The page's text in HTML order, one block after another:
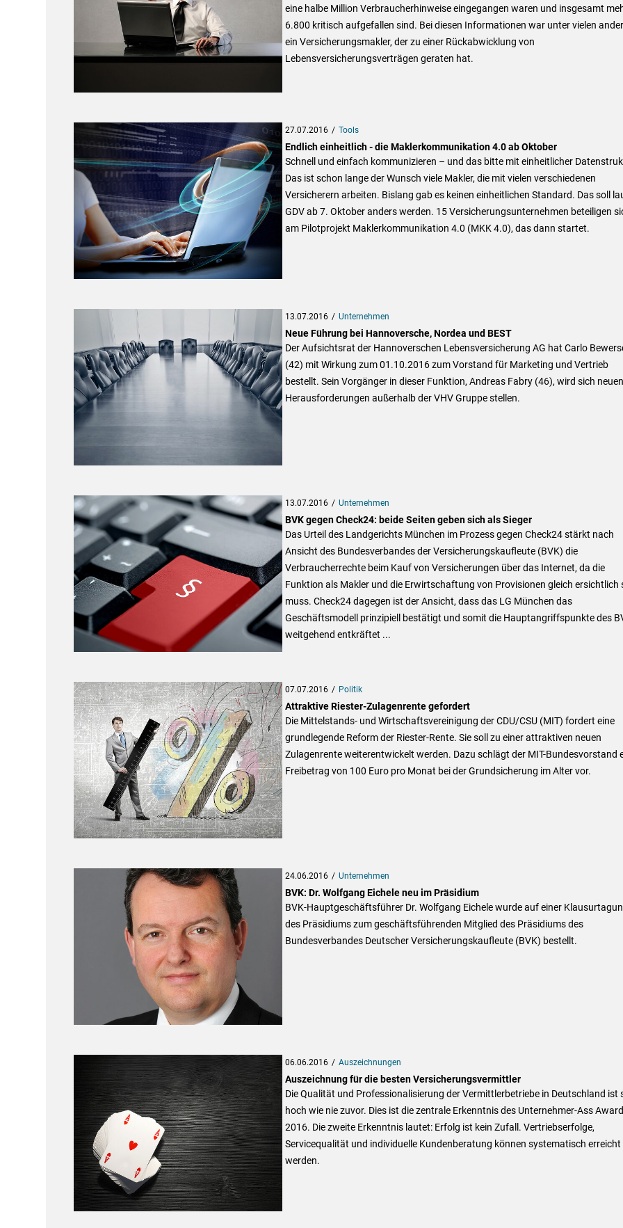
eine halbe Million Verbraucherhinweise eingegangen waren und insgesamt
6.800 kritisch aufgefallen sind. Bei diesen Informationen war unter vielen
ein Versicherungsmakler, der zu einer Rückabwicklung von
Lebensversicherungsverträgen geraten hat.
27.07.2016 Tools
Endlich einheitlich - die Maklerkommunikation 4.0 ab Oktober
Schnell und einfach kommunizieren – und das bitte mit einheitlicher
Das ist schon lange der Wunsch viele Makler, die mit vielen verschiedenen
Versicherern arbeiten. Bislang gab es keinen einheitlichen Standard. Das soll
GDV ab 7. Oktober anders werden. 15 Versicherungsunternehmen beteiligen
am Pilotprojekt Maklerkommunikation 4.0 (MKK 4.0), das dann startet.
13.07.2016 Unternehmen
Neue Führung bei Hannoversche, Nordea und BEST
Der Aufsichtsrat der Hannoverschen Lebensversicherung AG hat Carlo
(42) mit Wirkung zum 01.10.2016 zum Vorstand für Marketing und Vertrieb
bestellt. Sein Vorgänger in dieser Funktion, Andreas Fabry (46), wird sich neuen
Herausforderungen außerhalb der VHV Gruppe stellen.
13.07.2016 Unternehmen
BVK gegen Check24: beide Seiten geben sich als Sieger
Das Urteil des Landgerichts München im Prozess gegen Check24 stärkt nach
Ansicht des Bundesverbandes der Versicherungskaufleute (BVK) die
Verbraucherrechte beim Kauf von Versicherungen über das Internet, da die
Funktion als Makler und die Erwirtschaftung von Provisionen gleich ersichtlich
muss. Check24 dagegen ist der Ansicht, dass das LG München das
Geschäftsmodell prinzipiell bestätigt und somit die Hauptangriffspunkte des
weitgehend entkräftet ...
07.07.2016 Politik
Attraktive Riester-Zulagenrente gefordert
Die Mittelstands- und Wirtschaftsvereinigung der CDU/CSU (MIT) fordert eine
grundlegende Reform der Riester-Rente. Sie soll zu einer attraktiven neuen
Zulagenrente weiterentwickelt werden. Dazu schlägt der MIT-Bundesvorstand
Freibetrag von 100 Euro pro Monat bei der Grundsicherung im Alter vor.
24.06.2016 Unternehmen
BVK: Dr. Wolfgang Eichele neu im Präsidium
BVK-Hauptgeschäftsführer Dr. Wolfgang Eichele wurde auf einer
des Präsidiums zum geschäftsführenden Mitglied des Präsidiums des
Bundesverbandes Deutscher Versicherungskaufleute (BVK) bestellt.
06.06.2016 Auszeichnungen
Auszeichnung für die besten Versicherungsvermittler
Die Qualität und Professionalisierung der Vermittlerbetriebe in Deutschland ist
hoch wie nie zuvor. Dies ist die zentrale Erkenntnis des Unternehmer-Ass
2016. Die zweite Erkenntnis lautet: Erfolg ist kein Zufall. Vertriebserfolge,
Servicequalität und individuelle Kundenberatung können systematisch erreicht
werden.